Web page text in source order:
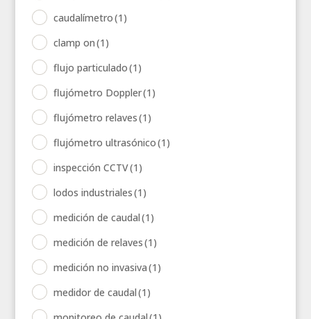
caudalímetro(1)
clamp on(1)
flujo particulado(1)
flujómetro Doppler(1)
flujómetro relaves(1)
flujómetro ultrasónico(1)
inspección CCTV(1)
lodos industriales(1)
medición de caudal(1)
medición de relaves(1)
medición no invasiva(1)
medidor de caudal(1)